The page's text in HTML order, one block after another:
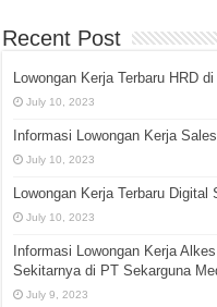
Recent Post
Lowongan Kerja Terbaru HRD
July 10, 2023
Informasi Lowongan Kerja
July 10, 2023
Lowongan Kerja Terbaru Digital
July 10, 2023
Informasi Lowongan Kerja
Sekitarnya di PT Sekarguna
July 9, 2023